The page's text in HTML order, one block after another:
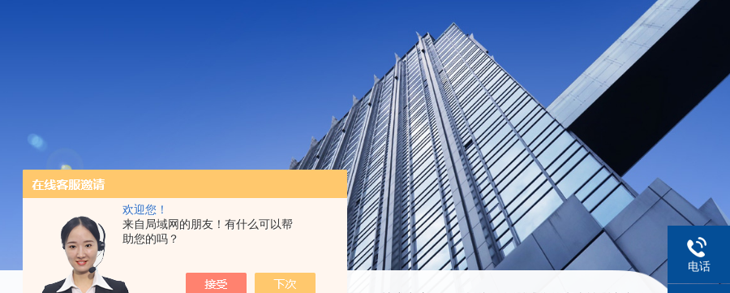
欢迎您！
来自局域网的朋友！有什么可以帮
助您的吗？
电话